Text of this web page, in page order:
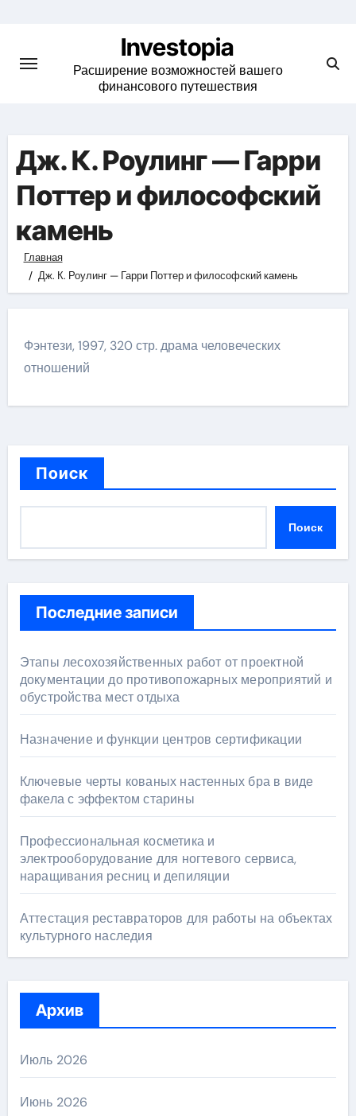
content
Investopia
Расширение возможностей вашего
финансового путешествия
Дж. К. Роулинг — Гарри
Поттер и философский
камень
Главная
Дж. К. Роулинг — Гарри Поттер и философский камень
Фэнтези, 1997, 320 стр. драма человеческих
отношений
Поиск
Поиск
Последние записи
Этапы лесохозяйственных работ от проектной
документации до противопожарных мероприятий и
обустройства мест отдыха
Назначение и функции центров сертификации
Ключевые черты кованых настенных бра в виде
факела с эффектом старины
Профессиональная косметика и
электрооборудование для ногтевого сервиса,
наращивания ресниц и депиляции
Аттестация реставраторов для работы на объектах
культурного наследия
Архив
Июль 2026
Июнь 2026